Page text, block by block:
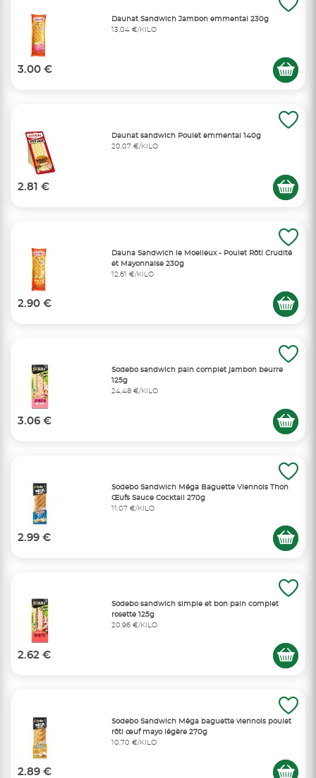
Daunat Sandwich Jambon emmental 230g
13,04 €/KILO
3.00 €
Daunat sandwich Poulet emmental 140g
20,07 €/KILO
2.81 €
Dauna Sandwich le Moelleux - Poulet Rôti Crudité
et Mayonnaise 230g
12,61 €/KILO
2.90 €
Sodebo sandwich pain complet jambon beurre
125g
24,48 €/KILO
3.06 €
Sodebo Sandwich Méga Baguette Viennois Thon
Œufs Sauce Cocktail 270g
11,07 €/KILO
2.99 €
Sodebo sandwich simple et bon pain complet
rosette 125g
20,96 €/KILO
2.62 €
Sodebo Sandwich Méga baguette viennois poulet
rôti œuf mayo légère 270g
10,70 €/KILO
2.89 €